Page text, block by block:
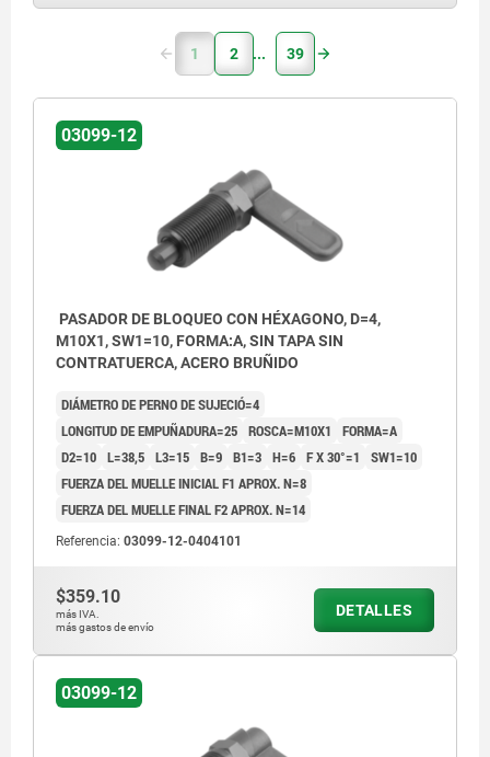
Forma B: sin tapa de pestillo con tuerca.
Forma C: con tapa de pestillo sin tuerca.
Forma D: con tapa de pestillo con tuerca.
1 2 39
03099-12
PASADOR DE BLOQUEO CON HÉXAGONO, D=4,
M10X1, SW1=10, FORMA:A, SIN TAPA SIN
CONTRATUERCA, ACERO BRUÑIDO
DIÁMETRO DE PERNO DE SUJECIÓ=4
LONGITUD DE EMPUÑADURA=25 ROSCA=M10X1
FORMA=A
D2=10 L=38,5 L3=15 B=9 B1=3 H=6 F X 30°=1
SW1=10
FUERZA DEL MUELLE INICIAL F1 APROX. N=8
FUERZA DEL MUELLE FINAL F2 APROX. N=14
Referencia: 03099-12-0404101
$359.10
más IVA.
más gastos de envío
DETALLES
03099-12